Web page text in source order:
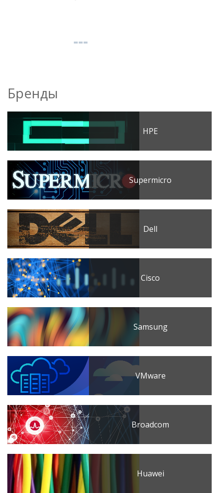
Бренды
HPE
Supermicro
Dell
Cisco
Samsung
VMware
Broadcom
Huawei